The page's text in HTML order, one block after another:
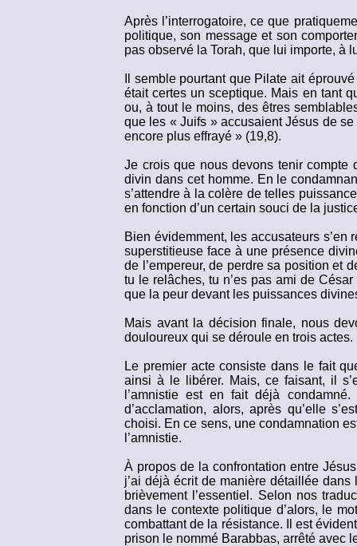
Après l’interrogatoire, ce que
politique, son message et son
pas observé la Torah, que lui importe, à
Il semble pourtant que Pilate ait
était certes un sceptique. Mais en tant
ou, à tout le moins, des êtres
que les « Juifs » accusaient Jésus de
encore plus effrayé » (19,8).
Je crois que nous devons tenir compte
divin dans cet homme. En le
s’attendre à la colère de telles
en fonction d’un certain souci de la
Bien évidemment, les accusateurs
superstitieuse face à une présence
de l’empereur, de perdre sa position et
tu le relâches, tu n’es pas ami de
que la peur devant les puissances
Mais avant la décision finale, nous
douloureux qui se déroule en trois actes.
Le premier acte consiste dans le fait
ainsi à le libérer. Mais, ce faisant, il
l’amnistie est en fait déjà
d’acclamation, alors, après qu’elle
choisi. En ce sens, une condamnation
l’amnistie.
À propos de la confrontation entre
j’ai déjà écrit de manière détaillée
brièvement l’essentiel. Selon nos
dans le contexte politique d’alors, le
combattant de la résistance. Il est
prison le nommé Barabbas, arrêté avec